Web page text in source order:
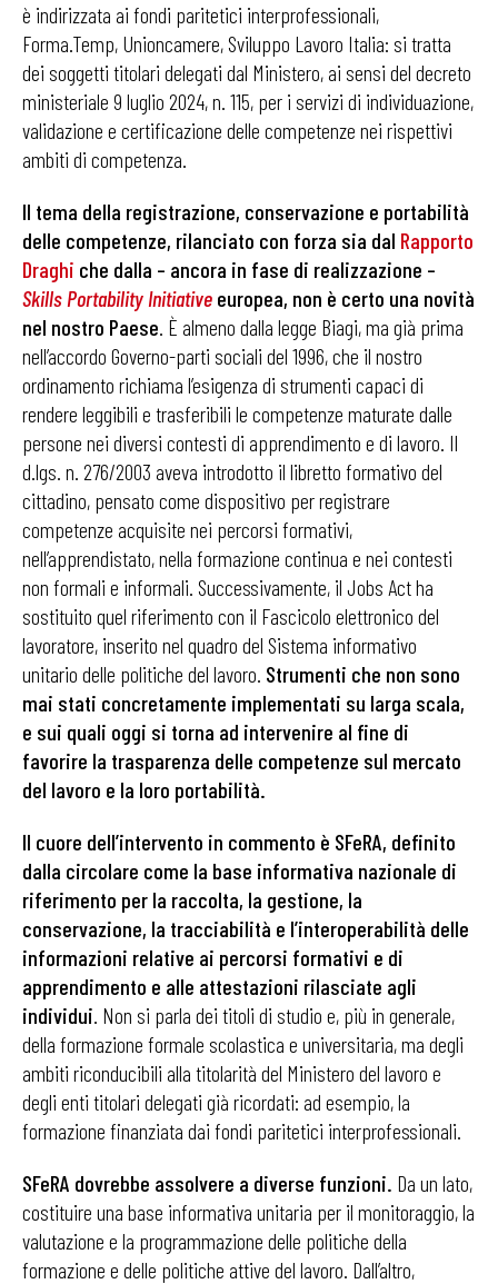
è indirizzata ai fondi paritetici interprofessionali,
Forma.Temp, Unioncamere, Sviluppo Lavoro Italia: si tratta
dei soggetti titolari delegati dal Ministero, ai sensi del decreto
ministeriale 9 luglio 2024, n. 115, per i servizi di individuazione,
validazione e certificazione delle competenze nei rispettivi
ambiti di competenza.
Il tema della registrazione, conservazione e portabilità
delle competenze, rilanciato con forza sia dal Rapporto
Draghi che dalla – ancora in fase di realizzazione –
Skills Portability Initiative europea, non è certo una novità
nel nostro Paese. È almeno dalla legge Biagi, ma già prima
nell’accordo Governo-parti sociali del 1996, che il nostro
ordinamento richiama l’esigenza di strumenti capaci di
rendere leggibili e trasferibili le competenze maturate dalle
persone nei diversi contesti di apprendimento e di lavoro. Il
d.lgs. n. 276/2003 aveva introdotto il libretto formativo del
cittadino, pensato come dispositivo per registrare
competenze acquisite nei percorsi formativi,
nell’apprendistato, nella formazione continua e nei contesti
non formali e informali. Successivamente, il Jobs Act ha
sostituito quel riferimento con il Fascicolo elettronico del
lavoratore, inserito nel quadro del Sistema informativo
unitario delle politiche del lavoro. Strumenti che non sono
mai stati concretamente implementati su larga scala,
e sui quali oggi si torna ad intervenire al fine di
favorire la trasparenza delle competenze sul mercato
del lavoro e la loro portabilità.
Il cuore dell’intervento in commento è SFeRA, definito
dalla circolare come la base informativa nazionale di
riferimento per la raccolta, la gestione, la
conservazione, la tracciabilità e l’interoperabilità delle
informazioni relative ai percorsi formativi e di
apprendimento e alle attestazioni rilasciate agli
individui. Non si parla dei titoli di studio e, più in generale,
della formazione formale scolastica e universitaria, ma degli
ambiti riconducibili alla titolarità del Ministero del lavoro e
degli enti titolari delegati già ricordati: ad esempio, la
formazione finanziata dai fondi paritetici interprofessionali.
SFeRA dovrebbe assolvere a diverse funzioni. Da un lato,
costituire una base informativa unitaria per il monitoraggio, la
valutazione e la programmazione delle politiche della
formazione e delle politiche attive del lavoro. Dall’altro,